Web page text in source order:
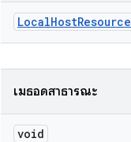
LocalHostResource
เมธอดสาธารณะ
void